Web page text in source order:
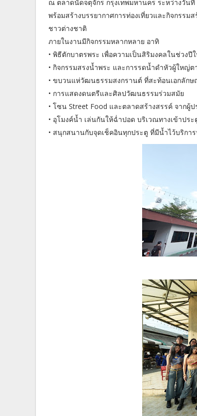
ณ ตลาดนัดจตุจักร กรุงเทพมหานคร ระหว่างวัน
พร้อมสร้างบรรยากาศการท่องเที่ยวและกิจกรร
ชาวต่างชาติ
ภายในงานมีกิจกรรมหลากหลาย อาทิ
• พิธีตักบาตรพระ เพื่อความเป็นสิริมงคลในช่วงปี
• กิจกรรมสรงน้ำพระ และการรดน้ำดำหัวผู้ใหญ่
• ขบวนแห่วัฒนธรรมสงกรานต์ ที่สะท้อนเอกลักษ
• การแสดงดนตรีและศิลปวัฒนธรรมร่วมสมัย
• โซน Street Food และตลาดสร้างสรรค์ จากผู้
• อุโมงค์น้ำ เล่นกันให้ฉ่ำปอด บริเวณทางเข้าประ
• สนุกสนานกับจุดเช็คอินทุกประตู ที่มีน้ำไว้บริกา